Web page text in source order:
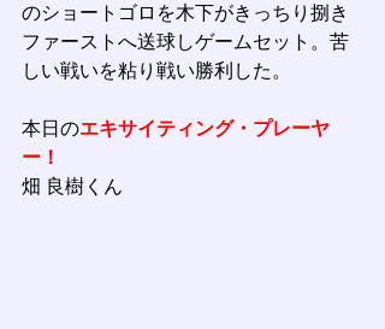
のショートゴロを木下がきっちり捌き
ファーストへ送球しゲームセット。苦
しい戦いを粘り戦い勝利した。
本日のエキサイティング・プレーヤ
ー！
畑 良樹くん